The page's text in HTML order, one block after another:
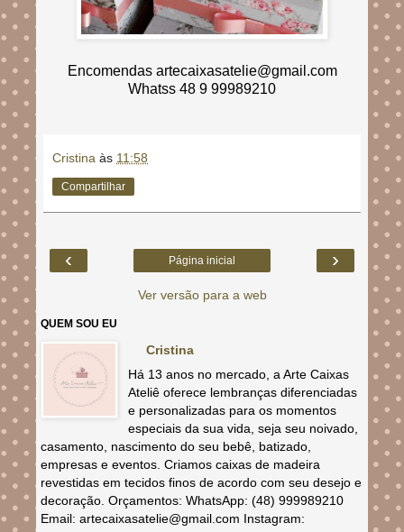
Encomendas artecaixasatelie@gmail.com
Whatss 48 9 99989210
Cristina às 11:58
Compartilhar
‹ ›
Página inicial
Ver versão para a web
QUEM SOU EU
Cristina
Há 13 anos no mercado, a Arte Caixas
Ateliê oferece lembranças diferenciadas
e personalizadas para os momentos
especiais da sua vida, seja seu noivado,
casamento, nascimento do seu bebê, batizado,
empresas e eventos. Criamos caixas de madeira
revestidas em tecidos finos de acordo com seu desejo e
decoração. Orçamentos: WhatsApp: (48) 999989210
Email: artecaixasatelie@gmail.com Instagram: